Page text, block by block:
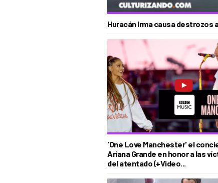
Huracán Irma causa destrozos
'One Love Manchester' el
Ariana Grande en honor a las
del atentado (+Video...